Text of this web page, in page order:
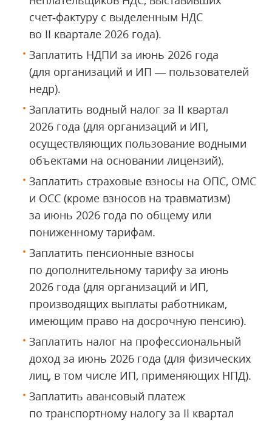
счет‑фактуру с выделенным НДС
во II квартале 2026 года).
Заплатить НДПИ за июнь 2026 года
(для организаций и ИП — пользователей
недр).
Заплатить водный налог за II квартал
2026 года (для организаций и ИП,
осуществляющих пользование водными
объектами на основании лицензий).
Заплатить страховые взносы на ОПС, ОМС
и ОСС (кроме взносов на травматизм)
за июнь 2026 года по общему или
пониженному тарифам.
Заплатить пенсионные взносы
по дополнительному тарифу за июнь
2026 года (для организаций и ИП,
производящих выплаты работникам,
имеющим право на досрочную пенсию).
Заплатить налог на профессиональный
доход за июнь 2026 года (для физических
лиц, в том числе ИП, применяющих НПД).
Заплатить авансовый платеж
по транспортному налогу за II квартал